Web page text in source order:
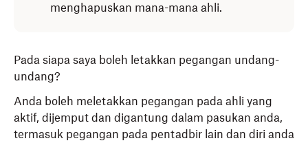
menghapuskan mana-mana ahli.
Pada siapa saya boleh letakkan pegangan undang-
undang?
Anda boleh meletakkan pegangan pada ahli yang
aktif, dijemput dan digantung dalam pasukan anda,
termasuk pegangan pada pentadbir lain dan diri anda